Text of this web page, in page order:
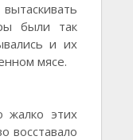
были так
и их
мясе.
жалко этих
восставало